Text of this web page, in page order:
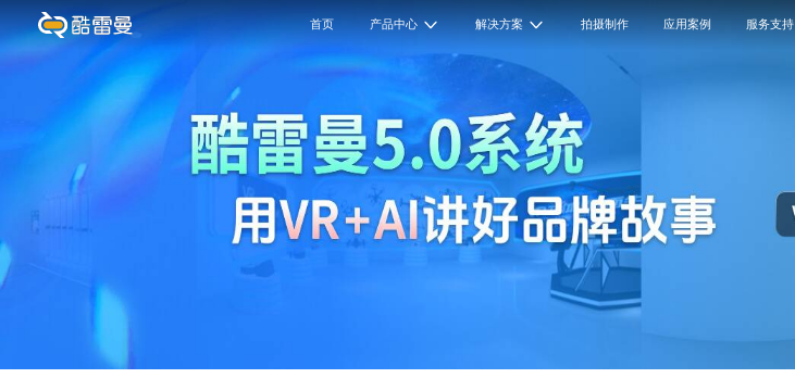
首页 产品中心 解决方案 拍摄制作 应用案例 服务支持